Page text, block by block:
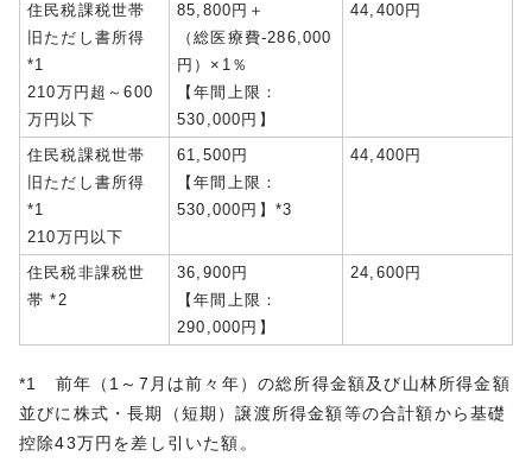
住民税課税世帯
旧ただし書所得
*1
210万円超～600
万円以下
85,800円＋
（総医療費-286,000
円）×1％
【年間上限：
530,000円】
44,400円
住民税課税世帯
旧ただし書所得
*1
210万円以下
61,500円
【年間上限：
530,000円】*3
44,400円
住民税非課税世
帯 *2
36,900円
【年間上限：
290,000円】
24,600円
*1 前年（1～7月は前々年）の総所得金額及び山林所得金額
並びに株式・長期（短期）譲渡所得金額等の合計額から基礎
控除43万円を差し引いた額。